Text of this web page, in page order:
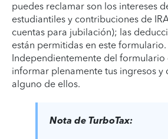
puedes reclamar son los intereses
estudiantiles y contribuciones de
cuentas para jubilación); las
están permitidas en este formulario.
Independientemente del formulario
informar plenamente tus ingresos y
alguno de ellos.
Nota de TurboTax: